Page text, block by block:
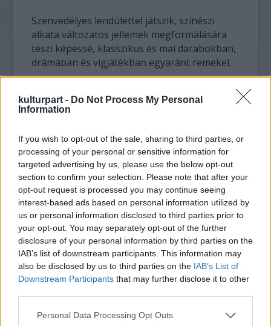
kulturpart - Do Not Process My Personal
Information
If you wish to opt-out of the sale, sharing to third parties, or
processing of your personal or sensitive information for
targeted advertising by us, please use the below opt-out
section to confirm your selection. Please note that after your
opt-out request is processed you may continue seeing
interest-based ads based on personal information utilized by
us or personal information disclosed to third parties prior to
your opt-out. You may separately opt-out of the further
disclosure of your personal information by third parties on the
IAB’s list of downstream participants. This information may
also be disclosed by us to third parties on the IAB’s List of
Downstream Participants that may further disclose it to other
Please note that this website/app uses one or more Google
Personal Data Processing Opt Outs
Szenvedélyes lendülettel játszik, színészi
alkata változatos jellemek megformálására
teszi képessé, klasszikus és mai darabokban,
drámában és vígjátékban egyaránt remekel.
közönség. Diplomázásának évében Zsuzskát
Antal alakította.
Sokoldalúságát bizonyítja, hogy több mint
két évtizedeÁtutazócímmel lemezt adott ki
Dés László zenéjével és Bereményi Géza
szövegeivel.